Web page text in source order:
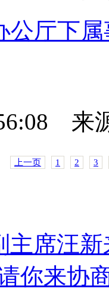
公厅下
来
上一页 1 2 3
主席汪
你来协